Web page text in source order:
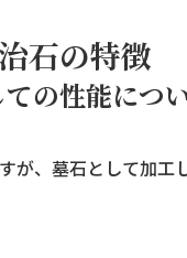
石の特徴
の性能につ
、墓石として加工